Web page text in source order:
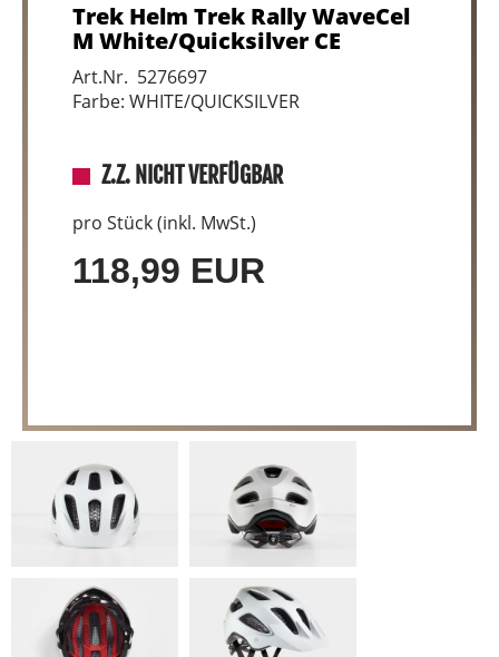
Trek Helm Trek Rally WaveCel
M White/Quicksilver CE
Art.Nr. 5276697
Farbe: WHITE/QUICKSILVER
Z.Z. NICHT VERFÜGBAR
pro Stück (inkl. MwSt.)
118,99 EUR